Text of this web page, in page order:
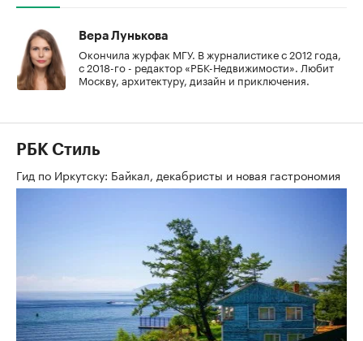
Вера Лунькова
Окончила журфак МГУ. В журналистике с 2012 года,
с 2018-го - редактор «РБК-Недвижимости». Любит
Москву, архитектуру, дизайн и приключения.
РБК Стиль
Гид по Иркутску: Байкал, декабристы и новая гастрономия